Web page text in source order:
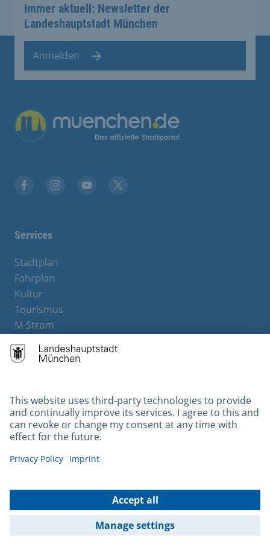
Immer aktuell: Newsletter der
Landeshauptstadt München
Anmelden
Übergreifende Links
Services
Stadtplan
Fahrplan
Kultur
Tourismus
M-Strom
Hotels
Contact
Barrierefreiheit
Leichte Sprache
Gebärdensprache
Kontakt